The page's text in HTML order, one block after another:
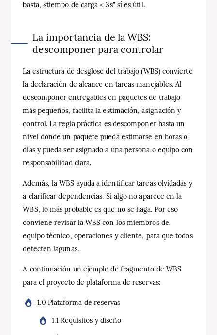
basta, «tiempo de carga < 3s" sí es útil.
La importancia de la WBS:
descomponer para controlar
La estructura de desglose del trabajo (WBS) convierte
la declaración de alcance en tareas manejables. Al
descomponer entregables en paquetes de trabajo
más pequeños, facilita la estimación, asignación y
control. La regla práctica es descomponer hasta un
nivel donde un paquete pueda estimarse en horas o
días y pueda ser asignado a una persona o equipo con
responsabilidad clara.
Además, la WBS ayuda a identificar tareas olvidadas y
a clarificar dependencias. Si algo no aparece en la
WBS, lo más probable es que no se haga. Por eso
conviene revisar la WBS con los miembros del
equipo técnico, operaciones y cliente, para que todos
detecten lagunas.
A continuación un ejemplo de fragmento de WBS
para el proyecto de plataforma de reservas:
1.0 Plataforma de reservas
1.1 Requisitos y diseño